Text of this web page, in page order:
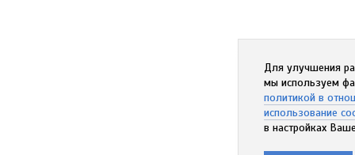
Для улучшения
мы используем
политикой в
использование
в настройках